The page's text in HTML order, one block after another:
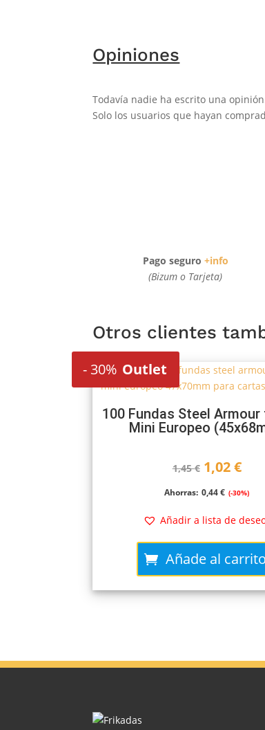
Opiniones
Todavía nadie ha escrito una
Solo los usuarios que hayan
Pago seguro +info
(Bizum o Tarjeta)
Otros clientes
- 30% Outlet
100 Fundas Steel Armour
Mini Europeo
1,45€ El
precio
original
1,45 €.
1,02€El
1,02
Ahorras: 0,44€ (-30%)
Añadir a lista de
Añade al carrito